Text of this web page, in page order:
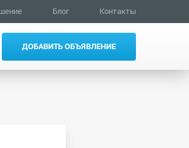
Блог Контакты
ДОБАВИТЬ ОБЪЯВЛЕНИЕ